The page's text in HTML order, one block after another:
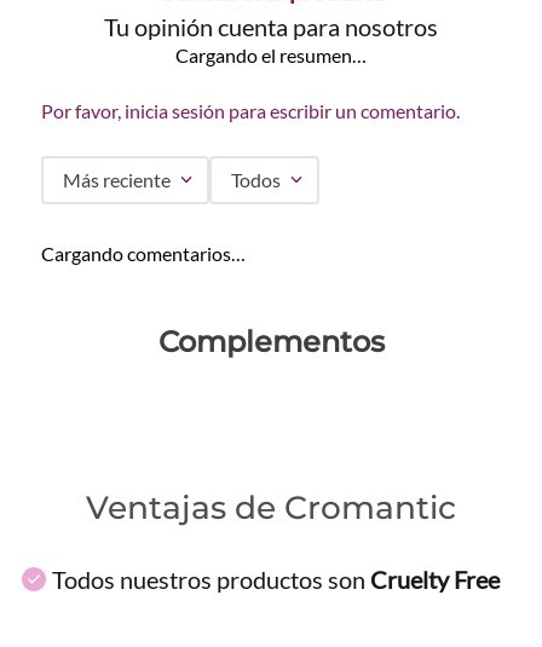
Tu opinión cuenta para nosotros
Cargando el resumen…
Por favor, inicia sesión para escribir un comentario.
Más reciente Todos
Cargando comentarios…
Complementos
Ventajas de Cromantic
Todos nuestros productos son Cruelty Free